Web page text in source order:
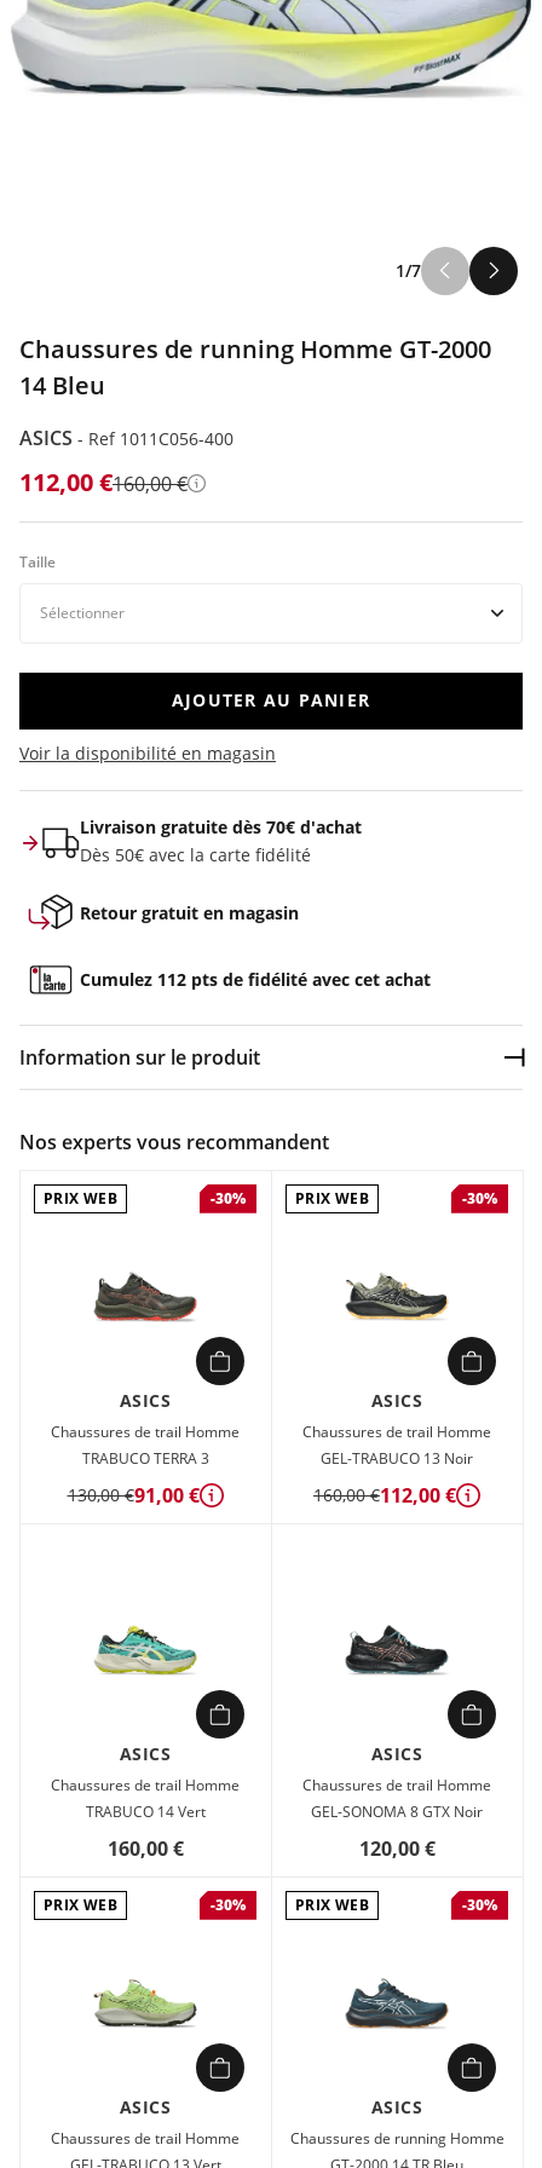
1/7
Chaussures de running Homme GT-2000
14 Bleu
ASICS - Ref 1011C056-400
112,00 €160,00 € Détails
Taille
AJOUTER AU PANIER
Voir la disponibilité en magasin
Livraison gratuite dès 70€ d'achat
Dès 50€ avec la carte fidélité
Retour gratuit en magasin
Cumulez 112 pts de fidélité avec cet achat
Information sur le produit
Chaussures de running Homme Asics GT-2000 14 Bleu en
Nos experts vous recommandent
PRIX WEB -30%
ASICS
Chaussures de trail Homme
TRABUCO TERRA 3
130,00 €91,00 € Détails
PRIX WEB -30%
ASICS
Chaussures de trail Homme
GEL-TRABUCO 13 Noir
160,00 €112,00 € Détails
ASICS
Chaussures de trail Homme
TRABUCO 14 Vert
160,00 €
ASICS
Chaussures de trail Homme
GEL-SONOMA 8 GTX Noir
120,00 €
PRIX WEB -30%
ASICS
Chaussures de trail Homme
PRIX WEB -30%
ASICS
Chaussures de running Homme